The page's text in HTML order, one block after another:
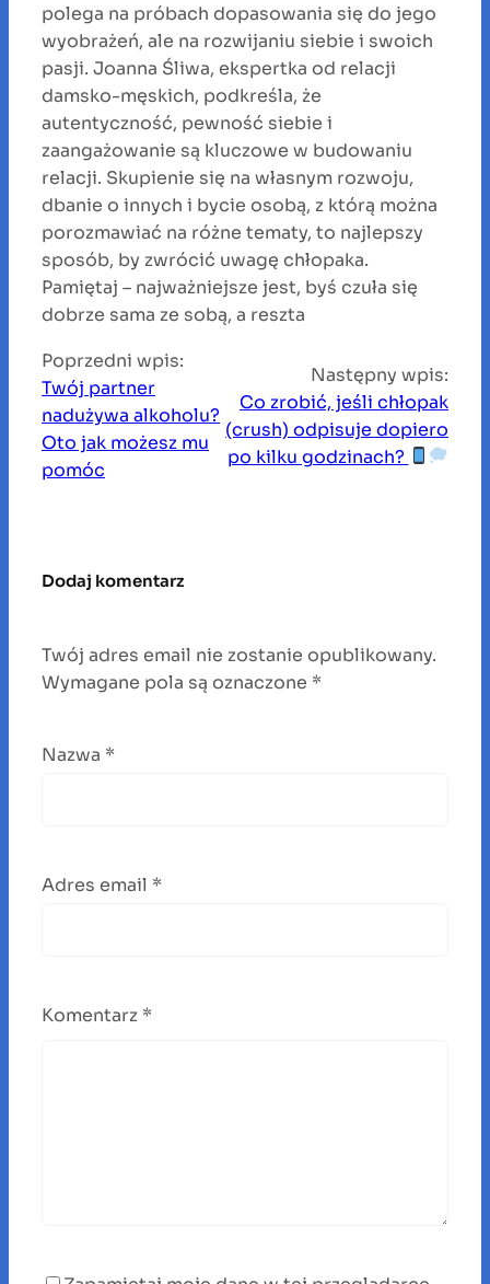
polega na próbach dopasowania się do jego
wyobrażeń, ale na rozwijaniu siebie i swoich
pasji. Joanna Śliwa, ekspertka od relacji
damsko-męskich, podkreśla, że
autentyczność, pewność siebie i
zaangażowanie są kluczowe w budowaniu
relacji. Skupienie się na własnym rozwoju,
dbanie o innych i bycie osobą, z którą można
porozmawiać na różne tematy, to najlepszy
sposób, by zwrócić uwagę chłopaka.
Pamiętaj – najważniejsze jest, byś czuła się
dobrze sama ze sobą, a reszta
Poprzedni wpis:
Twój partner
nadużywa alkoholu?
Oto jak możesz mu
pomóc
Następny wpis:
Co zrobić, jeśli chłopak
(crush) odpisuje dopiero
po kilku godzinach?
Dodaj komentarz
Twój adres email nie zostanie opublikowany.
Wymagane pola są oznaczone *
Nazwa *
Adres email *
Komentarz *